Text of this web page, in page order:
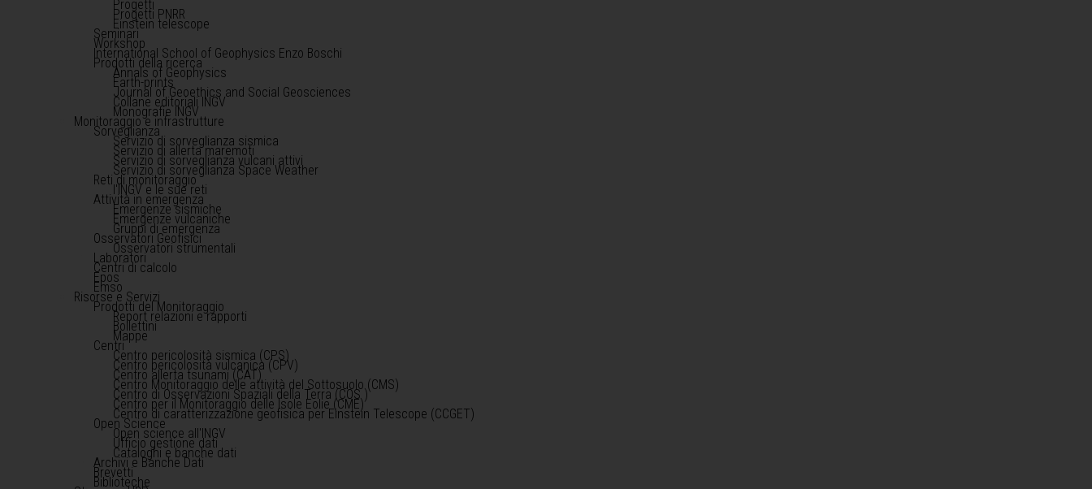
Progetti
Progetti PNRR
Einstein telescope
Seminari
Workshop
International School of Geophysics Enzo Boschi
Prodotti della ricerca
Annals of Geophysics
Earth-prints
Journal of Geoethics and Social Geosciences
Collane editoriali INGV
Monografie INGV
Monitoraggio e infrastrutture
Sorveglianza
Servizio di sorveglianza sismica
Servizio di allerta maremoti
Servizio di sorveglianza vulcani attivi
Servizio di sorveglianza Space Weather
Reti di monitoraggio
l'INGV e le sue reti
Attività in emergenza
Emergenze sismiche
Emergenze vulcaniche
Gruppi di emergenza
Osservatori Geofisici
Osservatori strumentali
Laboratori
Centri di calcolo
Epos
Emso
Risorse e Servizi
Prodotti del Monitoraggio
Report relazioni e rapporti
Bollettini
Mappe
Centri
Centro pericolosità sismica (CPS)
Centro pericolosità vulcanica (CPV)
Centro allerta tsunami (CAT)
Centro Monitoraggio delle attività del Sottosuolo (CMS)
Centro di Osservazioni Spaziali della Terra (COS )
Centro per il Monitoraggio delle Isole Eolie (CME)
Centro di caratterizzazione geofisica per Einstein Telescope (CCGET)
Open Science
Open science all'INGV
Ufficio gestione dati
Cataloghi e banche dati
Archivi e Banche Dati
Brevetti
Biblioteche